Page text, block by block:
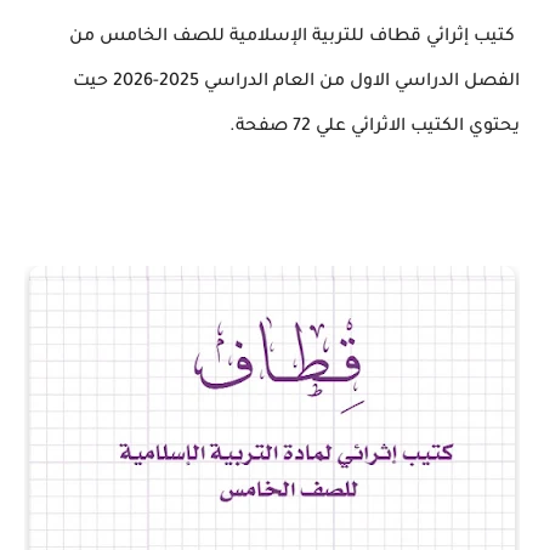
كتيب إثرائي قطاف للتربية الإسلامية للصف الخامس من
الفصل الدراسي الاول من العام الدراسي 2025-2026 حيت
يحتوي الكتيب الاثرائي علي 72 صفحة.